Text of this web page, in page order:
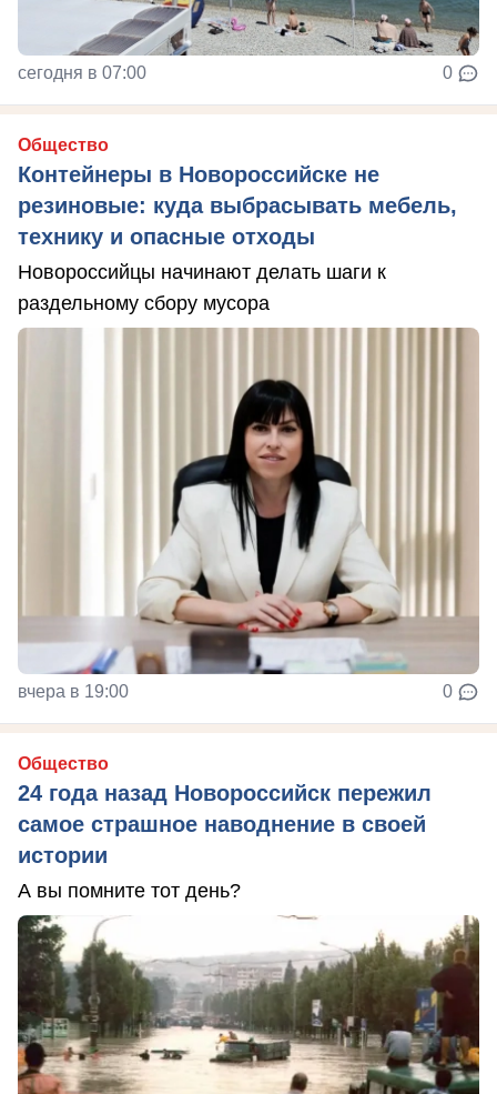
сегодня в 07:00 0
Общество
Контейнеры в Новороссийске не
резиновые: куда выбрасывать мебель,
технику и опасные отходы
Новороссийцы начинают делать шаги к
раздельному сбору мусора
вчера в 19:00 0
Общество
24 года назад Новороссийск пережил
самое страшное наводнение в своей
истории
А вы помните тот день?